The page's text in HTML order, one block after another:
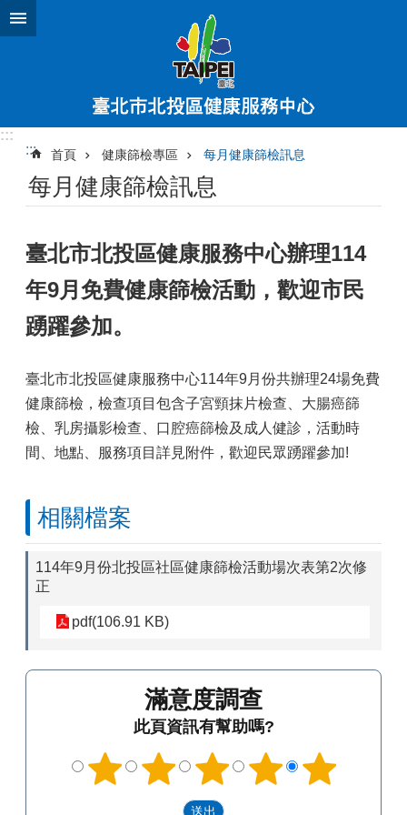
跳到主要內容區塊
:::
:::
首頁 健康篩檢專區 每月健康篩檢訊息
每月健康篩檢訊息
臺北市北投區健康服務中心辦理114
年9月免費健康篩檢活動，歡迎市民
踴躍參加。
臺北市北投區健康服務中心114年9月份共辦理24場免費
健康篩檢，檢查項目包含子宮頸抹片檢查、大腸癌篩
檢、乳房攝影檢查、口腔癌篩檢及成人健診，活動時
間、地點、服務項目詳見附件，歡迎民眾踴躍參加!
相關檔案
114年9月份北投區社區健康篩檢活動場次表第2次修
正
pdf(106.91 KB)
滿意度調查
此頁資訊有幫助嗎?